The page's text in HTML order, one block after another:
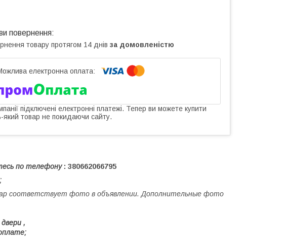
товару протягом 14 днів за домовленістю
підключені електронні платежі. Тепер ви можете купити
який товар не покидаючи сайту.
по телефону: 380662066795
соответствует фото в объявлении. Дополнительные фото
,